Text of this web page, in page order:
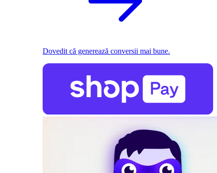
Dovedit că generează conversii mai bune.